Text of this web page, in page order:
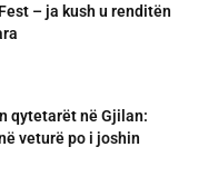
– ja kush u renditën
qytetarët në Gjilan:
veturë po i joshin